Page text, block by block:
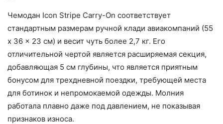
Чемодан Icon Stripe Carry-On соответствует
стандартным размерам ручной клади авиакомпаний (55
x 36 x 23 см) и весит чуть более 2,7 кг. Его
отличительной чертой является расширяемая секция,
добавляющая 5 см глубины, что является приятным
бонусом для трехдневной поездки, требующей места
для ботинок и непромокаемой одежды. Молния
работала плавно даже под давлением, не показывая
признаков износа.